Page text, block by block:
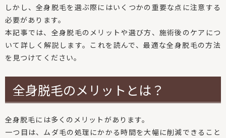
しかし、全身脱毛を選ぶ際にはいくつかの重要な点に注意する
必要があります。
本記事では、全身脱毛のメリットや選び方、施術後のケアにつ
いて詳しく解説します。これを読んで、最適な全身脱毛の方法
を見つけてください。
全身脱毛のメリットとは？
全身脱毛には多くのメリットがあります。
一つ目は、ムダ毛の処理にかかる時間を大幅に削減できること